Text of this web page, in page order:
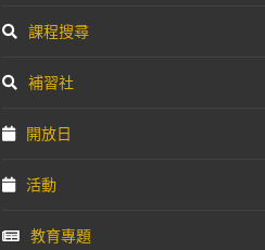
課程搜尋
補習社
開放日
活動
教育專題